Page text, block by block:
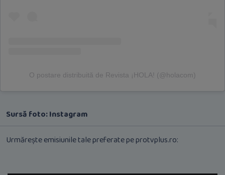
O postare distribuită de Revista ¡HOLA! (@holacom)
Sursă foto: Instagram
Urmărește emisiunile tale preferate pe protvplus.ro: